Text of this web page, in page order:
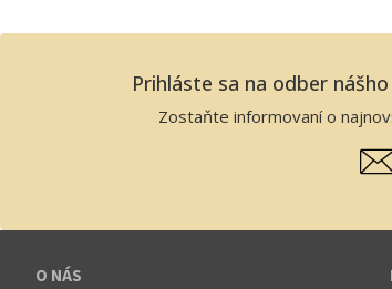
Prihláste sa na odber
Zostaňte informovaní o
O NÁS